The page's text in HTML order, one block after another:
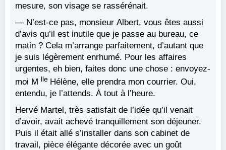
mesure, son visage se rassérénait.
— N’est-ce pas, monsieur Albert, vous êtes aussi
d’avis qu’il est inutile que je passe au bureau, ce
matin ? Cela m’arrange parfaitement, d’autant que
je suis légèrement enrhumé. Pour les affaires
urgentes, eh bien, faites donc une chose : envoyez-
moi M lle Hélène, elle prendra mon courrier. Oui,
entendu, je l’attends. À tout à l’heure.
Hervé Martel, très satisfait de l’idée qu’il venait
d’avoir, avait achevé tranquillement son déjeuner.
Puis il était allé s’installer dans son cabinet de
travail, pièce élégante décorée avec un goût